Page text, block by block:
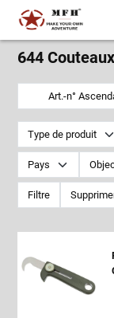
644 Couteaux
Art.-n°
Type de produit
Pays
Filtre